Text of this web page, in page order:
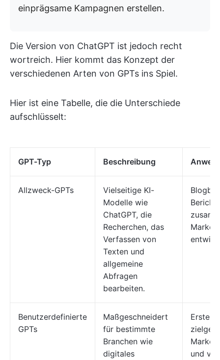
einprägsame Kampagnen erstellen.
Die Version von ChatGPT ist jedoch recht
wortreich. Hier kommt das Konzept der
verschiedenen Arten von GPTs ins Spiel.
Hier ist eine Tabelle, die die Unterschiede
aufschlüsselt:
GPT-Typ Beschreibung
Allzweck-GPTs
Vielseitige KI-
Modelle wie
ChatGPT, die
Recherchen, das
Verfassen von
Texten und
allgemeine
Abfragen
bearbeiten.
Benutzerdefinierte
GPTs
Maßgeschneidert
für bestimmte
Branchen wie
digitales
und